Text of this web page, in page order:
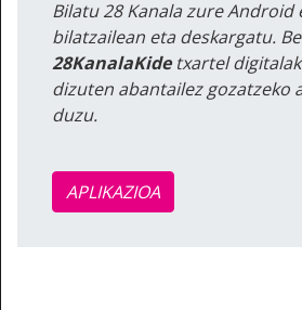
Bilatu 28 Kanala zure Android
bilatzailean eta deskargatu.
28KanalaKidetxartel
dizuten abantailez gozatzeko
duzu.
APLIKAZIOA